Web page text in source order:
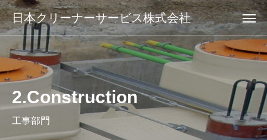
日本クリーナーサービス株式会社
2.Construction
工事部門